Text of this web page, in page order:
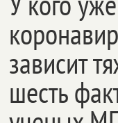
зависит
шесть